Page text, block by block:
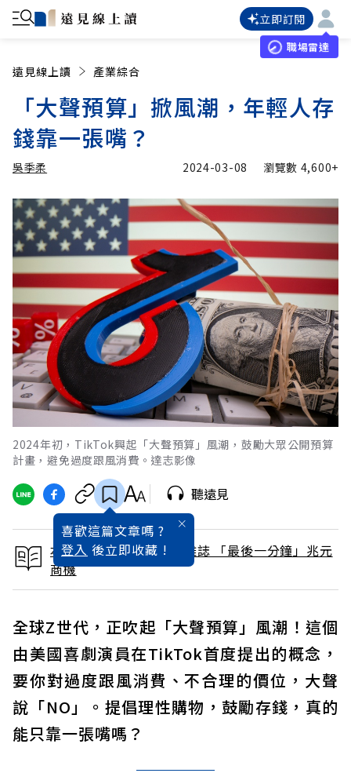
立即訂閱
職場雷達
遠見線上讀 產業綜合
「大聲預算」掀風潮，年輕人存
錢靠一張嘴？
吳季柔
吳季柔 加入追蹤
2024-03-08 瀏覽數 4,600+
2024年初，TikTok興起「大聲預算」風潮，鼓勵大眾公開預算
計畫，避免過度跟風消費。達志影像
喜歡這篇文章嗎 ?
登入 後立即收藏 !
聽遠見
本文出自 2024 / 3月號雜誌 「最後一分鐘」兆元
商機
全球Z世代，正吹起「大聲預算」風潮！這個
由美國喜劇演員在TikTok首度提出的概念，
要你對過度跟風消費、不合理的價位，大聲
說「NO」。提倡理性購物，鼓勵存錢，真的
能只靠一張嘴嗎？